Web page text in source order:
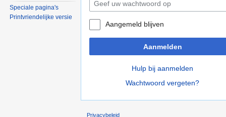
Aangemeld blijven
Aanmelden
Hulp bij aanmelden
Wachtwoord vergeten?
Speciale pagina's
Printvriendelijke versie
Privacybeleid